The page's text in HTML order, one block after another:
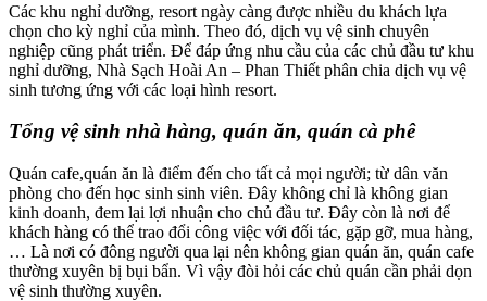
Các khu nghỉ dưỡng, resort ngày càng được nhiều du khách lựa
chọn cho kỳ nghỉ của mình. Theo đó, dịch vụ vệ sinh chuyên
nghiệp cũng phát triển. Để đáp ứng nhu cầu của các chủ đầu tư khu
nghỉ dưỡng, Nhà Sạch Hoài An – Phan Thiết phân chia dịch vụ vệ
sinh tương ứng với các loại hình resort.
Tổng vệ sinh nhà hàng, quán ăn, quán cà phê
Quán cafe,quán ăn là điểm đến cho tất cả mọi người; từ dân văn
phòng cho đến học sinh sinh viên. Đây không chỉ là không gian
kinh doanh, đem lại lợi nhuận cho chủ đầu tư. Đây còn là nơi để
khách hàng có thể trao đổi công việc với đối tác, gặp gỡ, mua hàng,
… Là nơi có đông người qua lại nên không gian quán ăn, quán cafe
thường xuyên bị bụi bẩn. Vì vậy đòi hỏi các chủ quán cần phải dọn
vệ sinh thường xuyên.